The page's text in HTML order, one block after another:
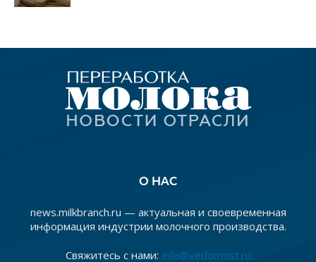
О НАС
news.milkbranch.ru — актуальная и своевременная
информация индустрии молочного производства.
Свяжитесь с нами: info@vedomost.ru